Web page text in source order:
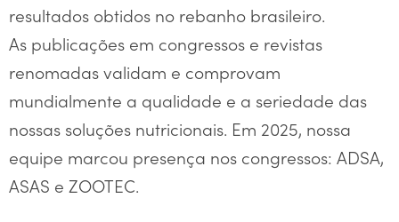
resultados obtidos no rebanho brasileiro.
As publicações em congressos e revistas
renomadas validam e comprovam
mundialmente a qualidade e a seriedade das
nossas soluções nutricionais. Em 2025, nossa
equipe marcou presença nos congressos: ADSA,
ASAS e ZOOTEC.